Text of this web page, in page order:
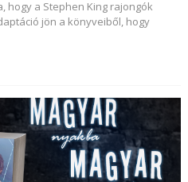
hogy a Stephen King rajongók
jön a könyveiből, hogy